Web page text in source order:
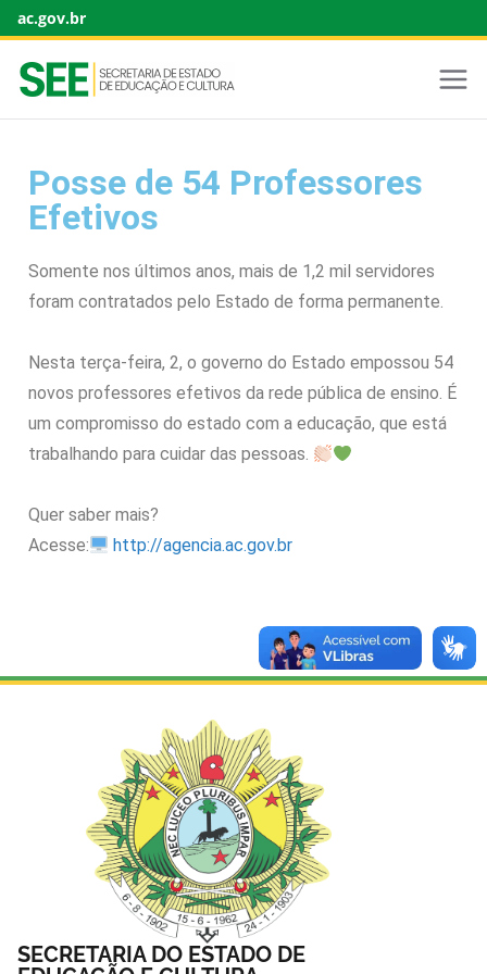
ac.gov.br
Posse de 54 Professores
Efetivos
Somente nos últimos anos, mais de 1,2 mil servidores
foram contratados pelo Estado de forma permanente.
Nesta terça-feira, 2, o governo do Estado empossou 54
novos professores efetivos da rede pública de ensino. É
um compromisso do estado com a educação, que está
trabalhando para cuidar das pessoas.
Quer saber mais?
Acesse:
http://agencia.ac.gov.br
SECRETARIA DO ESTADO DE